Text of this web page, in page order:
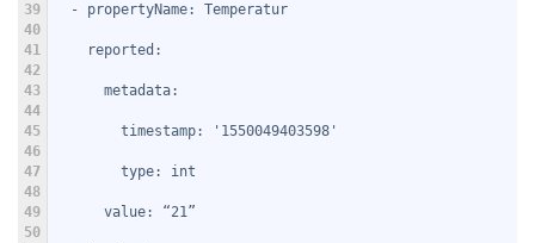
39
40
41
42
43
44
45
46
47
48
49
50
  - propertyName: Temperatur
    reported:
      metadata:
        timestamp: '1550049403598'
        type: int
      value: “21”